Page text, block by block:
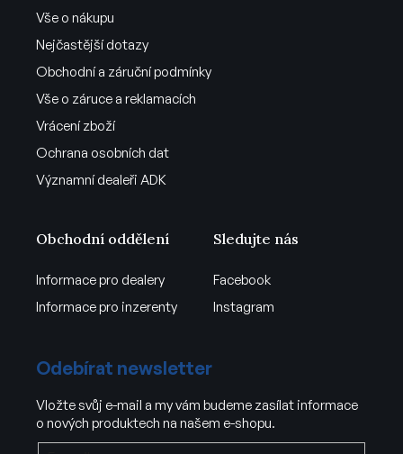
Vše o nákupu
Nejčastější dotazy
Obchodní a záruční podmínky
Vše o záruce a reklamacích
Vrácení zboží
Ochrana osobních dat
Významní dealeři ADK
Obchodní oddělení
Informace pro dealery
Informace pro inzerenty
Sledujte nás
Facebook
Instagram
Odebírat newsletter
Vložte svůj e-mail a my vám budeme zasílat informace
o nových produktech na našem e-shopu.